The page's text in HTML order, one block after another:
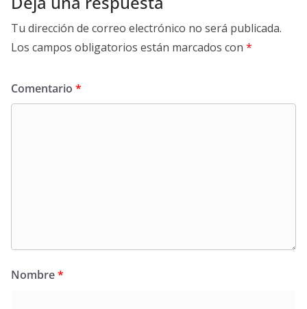
Tu dirección de correo electrónico no será publicada.
Los campos obligatorios están marcados con *
Comentario *
Nombre*